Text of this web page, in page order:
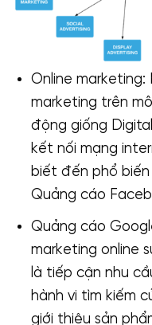
Online
marketing trên
động giống
kết nối mạng
biết đến phổ
Quảng cáo
Quảng cáo
marketing online
là tiếp cận nhu
hành vi tìm kiếm
giới thiệu sản